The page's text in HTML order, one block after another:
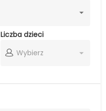
Liczba dzieci
Wybierz